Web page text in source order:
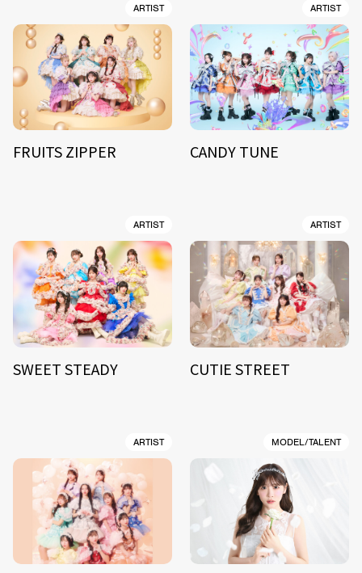
ARTIST
FRUITS ZIPPER
ARTIST
CANDY TUNE
ARTIST
SWEET STEADY
ARTIST
CUTIE STREET
ARTIST MODEL/TALENT